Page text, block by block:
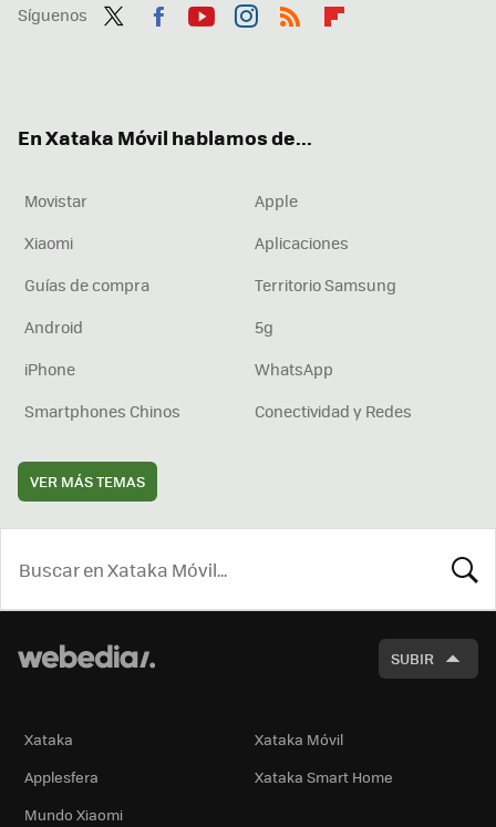
Síguenos
En Xataka Móvil hablamos de...
Movistar
Apple
Xiaomi
Aplicaciones
Guías de compra
Territorio Samsung
Android
5g
iPhone
WhatsApp
Smartphones Chinos
Conectividad y Redes
VER MÁS TEMAS
SUBIR
Xataka
Xataka Móvil
Applesfera
Xataka Smart Home
Mundo Xiaomi